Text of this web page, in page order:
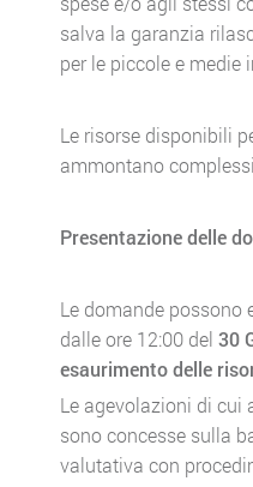
salva la garanzia
per le piccole e medie
Le risorse disponibili
ammontano
Presentazione delle
Le domande possono
dalle ore 12:00 del 30
esaurimento delle
Le agevolazioni di cui
sono concesse sulla
valutativa con